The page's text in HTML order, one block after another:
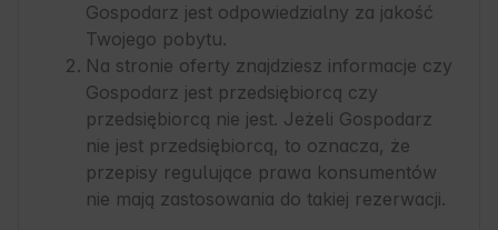
Gospodarz jest odpowiedzialny za jakość
Twojego pobytu.
Na stronie oferty znajdziesz informacje czy
Gospodarz jest przedsiębiorcą czy
przedsiębiorcą nie jest. Jeżeli Gospodarz
nie jest przedsiębiorcą, to oznacza, że
przepisy regulujące prawa konsumentów
nie mają zastosowania do takiej rezerwacji.